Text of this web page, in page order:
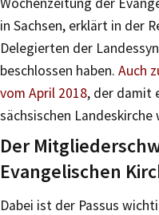
in Sachsen, erklärt in der
Delegierten der
beschlossen haben. Auch
vom April 2018, der damit
sächsischen Landeskirche
Der
Evangelischen
Dabei ist der Passus